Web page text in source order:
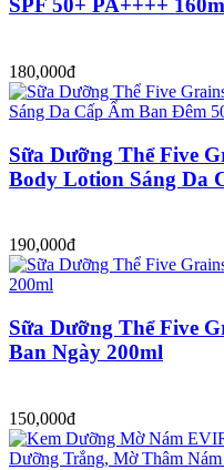
SPF 50+ PA++++ 160ml
180,000đ
Sữa Dưỡng Thể Five
Body Lotion Sáng Da
190,000đ
Sữa Dưỡng Thể Five
Ban Ngày 200ml
150,000đ